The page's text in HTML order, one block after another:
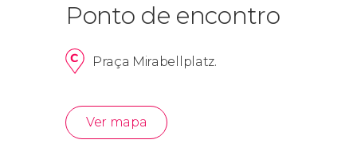
Ponto de encontro
Praça Mirabellplatz.
Ver mapa